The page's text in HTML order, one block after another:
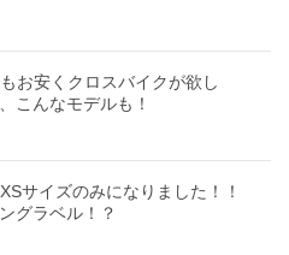
お安くクロスバイクが欲し
こんなモデルも！
XSサイズのみになりました！！
グラベル！？